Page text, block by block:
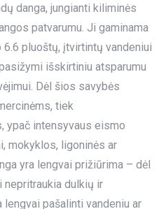
danga, jungianti kiliminės
patvarumu. Ji gaminama
pluoštų, įtvirtintų vandeniui
išskirtiniu atsparumu
Dėl šios savybės
tiek
ypač intensyvaus eismo
mokyklos, ligoninės ar
yra lengvai prižiūrima – dėl
dulkių ir
pašalinti vandeniu ar